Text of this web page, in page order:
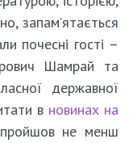
запам’ятається
почесні гості –
Шамрай та
державної
в новинах на
пройшов не менш